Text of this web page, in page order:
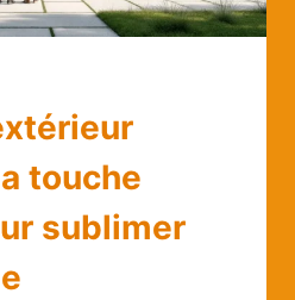
touche
sublimer